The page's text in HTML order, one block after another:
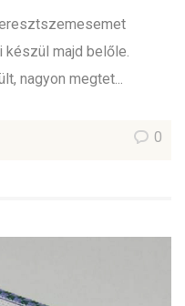
készül majd belőle.
nagyon megtet...
0